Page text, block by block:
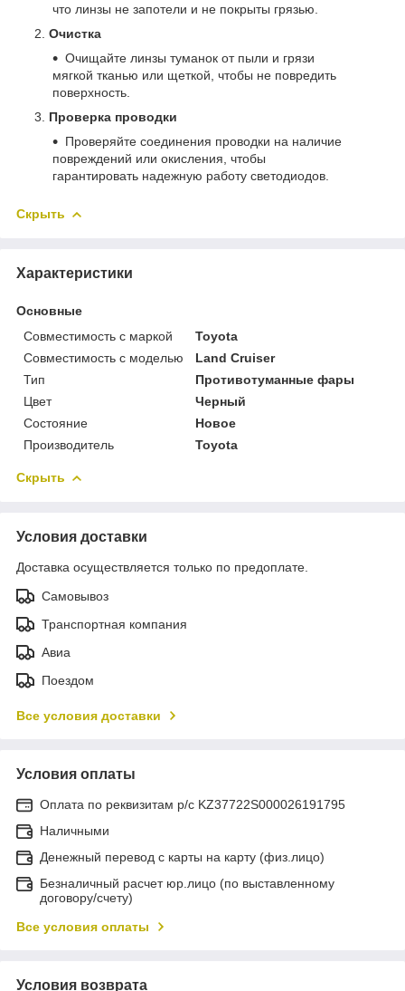
что линзы не запотели и не покрыты грязью.
Очистка
Очищайте линзы туманок от пыли и грязи
мягкой тканью или щеткой, чтобы не повредить
поверхность.
Проверка проводки
Проверяйте соединения проводки на наличие
повреждений или окисления, чтобы
гарантировать надежную работу светодиодов.
Скрыть
Характеристики
Основные
Совместимость с маркой
Toyota
Совместимость с моделью
Land Cruiser
Тип
Противотуманные фары
Цвет
Черный
Состояние
Новое
Производитель
Toyota
Скрыть
Условия доставки
Доставка осуществляется только по предоплате.
Самовывоз
Транспортная компания
Авиа
Поездом
Все условия доставки
Условия оплаты
Оплата по реквизитам р/с KZ37722S000026191795
Наличными
Денежный перевод с карты на карту (физ.лицо)
Безналичный расчет юр.лицо (по выставленному
договору/счету)
Все условия оплаты
Условия возврата